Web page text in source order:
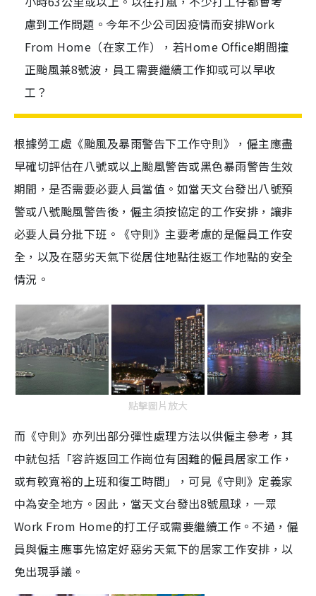
慮到工作問題。今年不少公司因疫情而安排Work
From Home（在家工作），若Home Office期間撞
正颱風兼8號波，員工需要繼續工作抑或可以早收
工？
根據勞工處《颱風及暴雨警告下工作守則》，僱主應盡
早確切評估在八號或以上颱風警告或黑色暴雨警告生效
期間，是否需要必要人員當值。如當天文台發出八號預
警或八號颱風警告後，僱主須按協定的工作安排，讓非
必要人員分批下班。《守則》主要考慮的是僱員工作安
全，以及在惡劣天氣下從居住地點往返工作地點的安全
情況。
點擊圖片放大
而《守則》亦列出部分彈性處理方法以供僱主參考，其
中就包括「容許返回工作崗位有困難的僱員居家工作，
或有較寬裕的上班和復工時間」，可見《守則》定義家
中為安全地方。因此，當天文台發出8號風球，一眾
Work From Home的打工仔或需要繼續工作。不過，僱
員與僱主應事先協定好惡劣天氣下的居家工作安排，以
免出現爭議。